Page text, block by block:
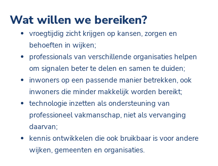
Wat willen we bereiken?
vroegtijdig zicht krijgen op kansen, zorgen en
behoeften in wijken;
professionals van verschillende organisaties helpen
om signalen beter te delen en samen te duiden;
inwoners op een passende manier betrekken, ook
inwoners die minder makkelijk worden bereikt;
technologie inzetten als ondersteuning van
professioneel vakmanschap, niet als vervanging
daarvan;
kennis ontwikkelen die ook bruikbaar is voor andere
wijken, gemeenten en organisaties.